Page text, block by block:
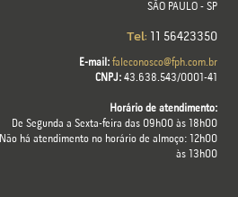
SÃO PAULO - SP
Tel: 11 56423350
E-mail: faleconosco@fph.com.br
CNPJ: 43.638.543/0001-41
Horário de atendimento:
De Segunda a Sexta-feira das 09h00 às 18h00
Não há atendimento no horário de almoço: 12h00
às 13h00